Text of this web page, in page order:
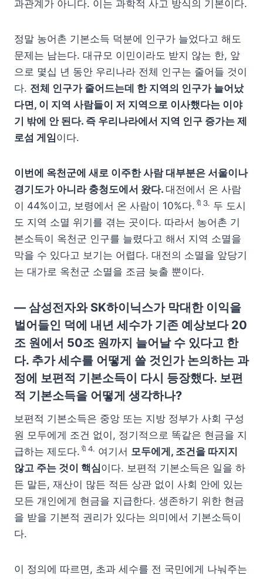
과관계가 아니다. 이는 과학적 사고 방식의 기본이다.
정말 농어촌 기본소득 덕분에 인구가 늘었다고 해도
문제는 남는다. 대규모 이민이라도 받지 않는 한, 앞
으로 몇십 년 동안 우리나라 전체 인구는 줄어들 것이
다. 전체 인구가 줄어드는데 한 지역의 인구가 늘어났
다면, 이 지역 사람들이 저 지역으로 이사했다는 이야
기 밖에 안 된다. 즉 우리나라에서 지역 인구 증가는 제
로섬 게임이다.
이번에 옥천군에 새로 이주한 사람 대부분은 서울이나
경기도가 아니라 충청도에서 왔다. 대전에서 온 사람
이 44%이고, 보령에서 온 사람이 10%다. 🔖⒊ 두 도시
도 지역 소멸 위기를 겪는 곳이다. 따라서 농어촌 기
본소득이 옥천군 인구를 늘렸다고 해서 지역 소멸을
막을 수 있다고 보기는 어렵다. 대전의 소멸을 앞당기
는 대가로 옥천군 소멸을 조금 늦출 뿐이다.
— 삼성전자와 SK하이닉스가 막대한 이익을
벌어들인 덕에 내년 세수가 기존 예상보다 20
조 원에서 50조 원까지 늘어날 수 있다고 한
다. 추가 세수를 어떻게 쓸 것인가 논의하는 과
정에 보편적 기본소득이 다시 등장했다. 보편
적 기본소득을 어떻게 생각하나?
보편적 기본소득은 중앙 또는 지방 정부가 사회 구성
원 모두에게 조건 없이, 정기적으로 똑같은 현금을 지
급하는 제도다. 🔖⒋ 여기서 모두에게, 조건을 따지지
않고 주는 것이 핵심이다. 보편적 기본소득은 일을 하
든 말든, 재산이 많든 적든 상관 없이 사회 안에 있는
모든 개인에게 현금을 지급한다. 생존하기 위한 현금
을 받을 기본적 권리가 있다는 의미에서 기본소득이
다.
이 정의에 따르면, 초과 세수를 전 국민에게 나눠주는